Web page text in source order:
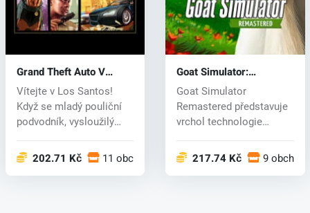
Grand Theft Auto V
Enhanced (PC) key
Vítejte v Los Santos!
Když se mladý pouliční
podvodník, vysloužilý
202.71 Kč 11 obchodech
Goat Simulator:
Remastered (PC) key
Goat Simulator
Remastered představuje
vrchol technologie
217.74 Kč 9